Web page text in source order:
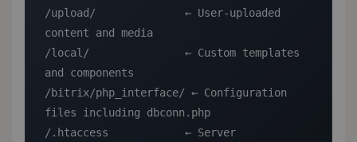
/upload/              ← User-uploaded
content and media
/local/               ← Custom templates
and components
/bitrix/php_interface/ ← Configuration
files including dbconn.php
/.htaccess            ← Server